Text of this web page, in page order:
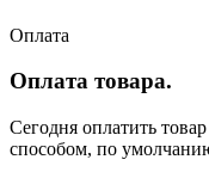
Оплата
Оплата товара.
Сегодня оплатить
способом, по